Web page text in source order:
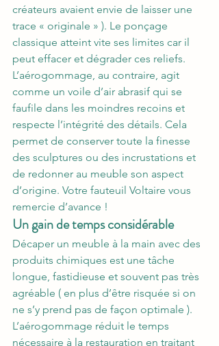
créateurs avaient envie de laisser une
trace « originale » ). Le ponçage
classique atteint vite ses limites car il
peut effacer et dégrader ces reliefs.
L’aérogommage, au contraire, agit
comme un voile d’air abrasif qui se
faufile dans les moindres recoins et
respecte l’intégrité des détails. Cela
permet de conserver toute la finesse
des sculptures ou des incrustations et
de redonner au meuble son aspect
d’origine. Votre fauteuil Voltaire vous
remercie d’avance !
Un gain de temps considérable
Décaper un meuble à la main avec des
produits chimiques est une tâche
longue, fastidieuse et souvent pas très
agréable ( en plus d’être risquée si on
ne s’y prend pas de façon optimale ).
L’aérogommage réduit le temps
nécessaire à la restauration en traitant